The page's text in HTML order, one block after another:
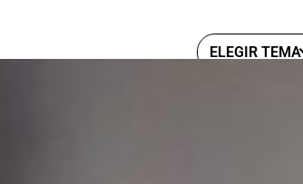
ELEGIR TEMA